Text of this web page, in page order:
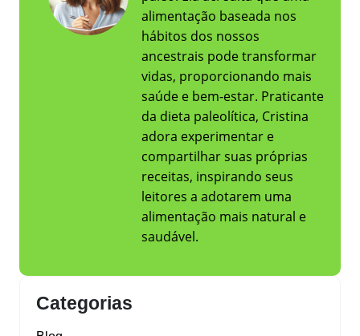
alimentação baseada nos
hábitos dos nossos
ancestrais pode transformar
vidas, proporcionando mais
saúde e bem-estar. Praticante
da dieta paleolítica, Cristina
adora experimentar e
compartilhar suas próprias
receitas, inspirando seus
leitores a adotarem uma
alimentação mais natural e
saudável.
Categorias